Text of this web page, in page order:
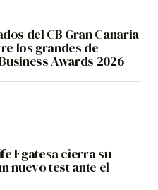
del CB Gran Canaria
los grandes de
Awards 2026
Egatesa cierra su
nuevo test ante el